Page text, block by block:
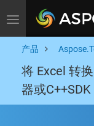
Toggle navigation
产品
将 Excel 转
器或C++SDK